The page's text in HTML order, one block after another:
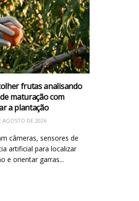
frutas analisando
maturação com
a plantação
AGOSTO DE 2026
câmeras, sensores de
artificial para localizar
e orientar garras...